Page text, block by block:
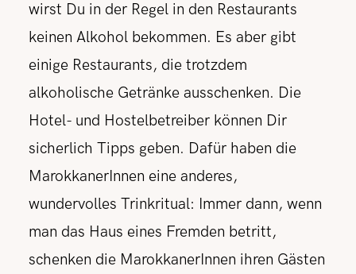
wirst Du in der Regel in den Restaurants
keinen Alkohol bekommen. Es aber gibt
einige Restaurants, die trotzdem
alkoholische Getränke ausschenken. Die
Hotel- und Hostelbetreiber können Dir
sicherlich Tipps geben. Dafür haben die
MarokkanerInnen eine anderes,
wundervolles Trinkritual: Immer dann, wenn
man das Haus eines Fremden betritt,
schenken die MarokkanerInnen ihren Gästen